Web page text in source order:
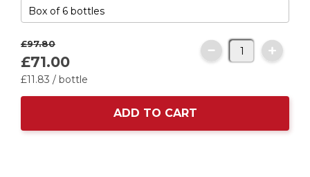
£97.80
£71.00
£11.83 / bottle
ADD TO CART